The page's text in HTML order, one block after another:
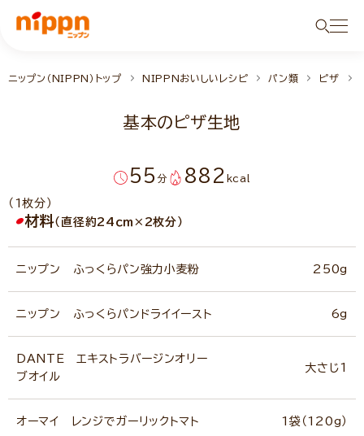
ニップン（NIPPN）トップ NIPPNおいしいレシピ パン類 ピザ
基本のピザ生地
55 分 882 kcal
（1枚分）
材料（直径約24ｃｍ×2枚分）
ニップン ふっくらパン強力小麦粉 250g
ニップン ふっくらパンドライイースト 6g
DANTE エキストラバージンオリー
ブオイル
大さじ1
オーマイ レンジでガーリックトマト 1袋（120g）